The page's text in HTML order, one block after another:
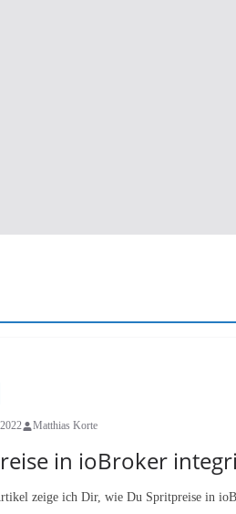
Matthias Korte
in ioBroker
zeige ich Dir, wie Du Spritpreise in